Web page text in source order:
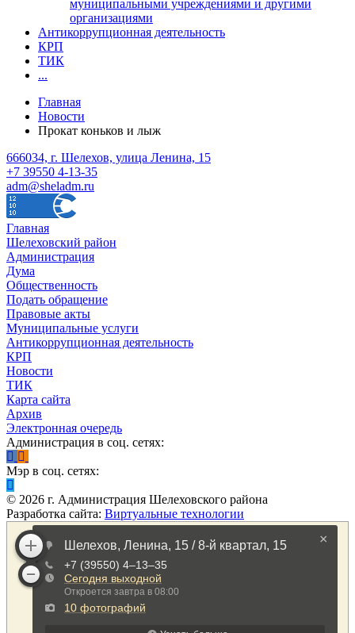
муниципальными учреждениями и другими
организациями
Антикоррупционная деятельность
КРП
ТИК
...
Главная
Новости
Прокат коньков и лыж
666034, г. Шелехов, улица Ленина, 15
+7 39550 4-13-35
adm@sheladm.ru
Главная
Шелеховский район
Администрация
Дума
Общественность
Подать обращение
Правовые акты
Муниципальные услуги
Антикоррупционная деятельность
КРП
Новости
ТИК
Карта сайта
Архив
Электронная очередь
Администрация в соц. сетях:
Мэр в соц. сетях:
© 2026 г. Администрация Шелеховского района
Разработка сайта: Виртуальные технологии